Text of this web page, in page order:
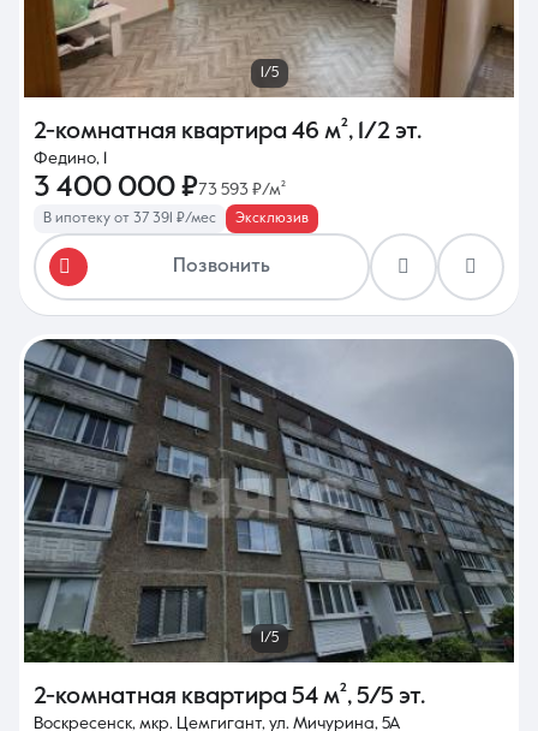
1/5
2-комнатная квартира 46 м², 1/2 эт.
Федино, 1
3 400 000 ₽73 593 ₽/м²
В ипотеку от 37 391 ₽/мес Эксклюзив
Позвонить
1/5
2-комнатная квартира 54 м², 5/5 эт.
Воскресенск, мкр. Цемгигант, ул. Мичурина, 5А